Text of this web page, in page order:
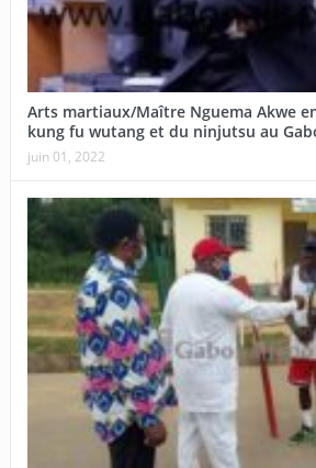
Arts martiaux/Maître Nguema Akwe
kung fu wutang et du ninjutsu au
juin 01, 2022